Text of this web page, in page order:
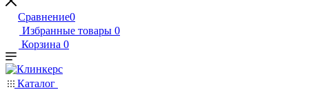
Сравнение0
Избранные товары 0
Корзина 0
Каталог